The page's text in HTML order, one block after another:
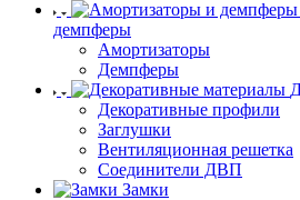
демпферы
Амортизаторы
Демпферы
Декоративные профили
Заглушки
Вентиляционная решетка
Соединители ДВП
Замки